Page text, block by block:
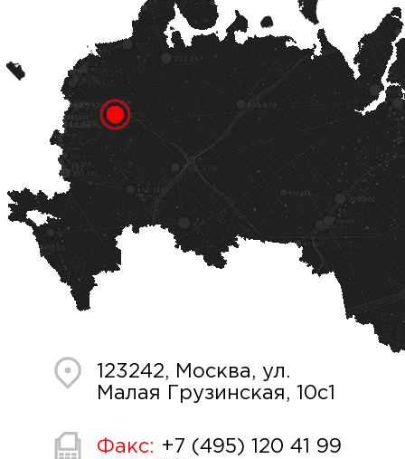
123242, Москва, ул.
Малая Грузинская, 10с1
Факс: +7 (495) 120 41 99